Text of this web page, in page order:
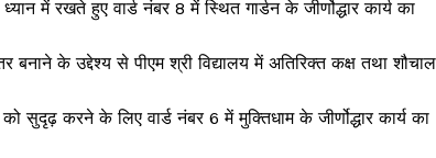
में रखते हुए वार्ड नंबर 8 में स्थित गार्डन के जीर्णोद्धार कार्य का
बनाने के उद्देश्य से पीएम श्री विद्यालय में अतिरिक्त कक्ष तथा
सुदृढ़ करने के लिए वार्ड नंबर 6 में मुक्तिधाम के जीर्णोद्धार कार्य का